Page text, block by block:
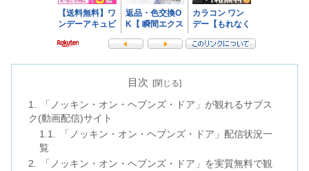
目次
「ノッキン・オン・ヘブンズ・ドア」が観れるサブス
ク(動画配信)サイト
「ノッキン・オン・ヘブンズ・ドア」配信状況一
覧
「ノッキン・オン・ヘブンズ・ドア」を実質無料で観